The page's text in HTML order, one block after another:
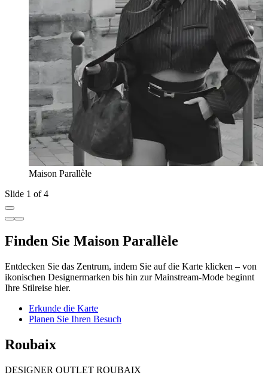
Maison Parallèle
Slide 1 of 4
Finden Sie Maison Parallèle
Entdecken Sie das Zentrum, indem Sie auf die Karte klicken – von
ikonischen Designermarken bis hin zur Mainstream-Mode beginnt
Ihre Stilreise hier.
Erkunde die Karte
Planen Sie Ihren Besuch
Roubaix
DESIGNER OUTLET ROUBAIX